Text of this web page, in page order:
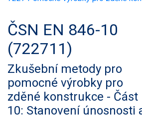
ČSN EN 846-10
(722711)
Zkušební metody pro
pomocné výrobky pro
zděné konstrukce - Část
10: Stanovení únosnosti